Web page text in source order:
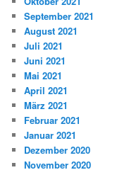
September 2021
August 2021
Juli 2021
Juni 2021
Mai 2021
April 2021
März 2021
Februar 2021
Januar 2021
Dezember 2020
November 2020